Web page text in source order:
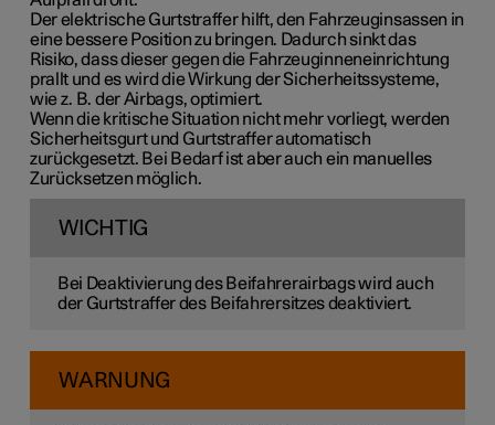
Der elektrische Gurtstraffer hilft, den Fahrzeuginsassen in
eine bessere Position zu bringen. Dadurch sinkt das
Risiko, dass dieser gegen die Fahrzeuginneneinrichtung
prallt und es wird die Wirkung der Sicherheitssysteme,
wie z. B. der Airbags, optimiert.
Wenn die kritische Situation nicht mehr vorliegt, werden
Sicherheitsgurt und Gurtstraffer automatisch
zurückgesetzt. Bei Bedarf ist aber auch ein manuelles
Zurücksetzen möglich.
WICHTIG
Bei Deaktivierung des Beifahrerairbags wird auch
der Gurtstraffer des Beifahrersitzes deaktiviert.
WARNUNG